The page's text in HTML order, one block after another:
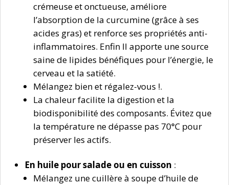
crémeuse et onctueuse, améliore
l’absorption de la curcumine (grâce à ses
acides gras) et renforce ses propriétés anti-
inflammatoires. Enfin Il apporte une source
saine de lipides bénéfiques pour l’énergie, le
cerveau et la satiété.
Mélangez bien et régalez-vous !.
La chaleur facilite la digestion et la
biodisponibilité des composants. Évitez que
la température ne dépasse pas 70°C pour
préserver les actifs.
En huile pour salade ou en cuisson :
Mélangez une cuillère à soupe d’huile de